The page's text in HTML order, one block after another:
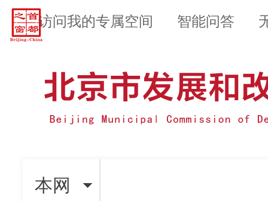
访问我的专属空间 智能问答
本网